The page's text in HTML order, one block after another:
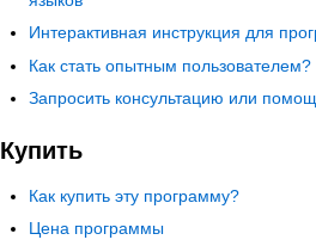
Интерактивная инструкция для
Как стать опытным пользователем?
Запросить консультацию или
Купить
Как купить эту программу?
Цена программы